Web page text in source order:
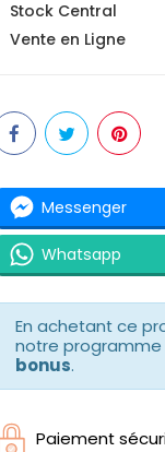
Stock Central
Vente en Ligne
Messenger
Whatsapp
En achetant ce
notre
bonus.
Paiement